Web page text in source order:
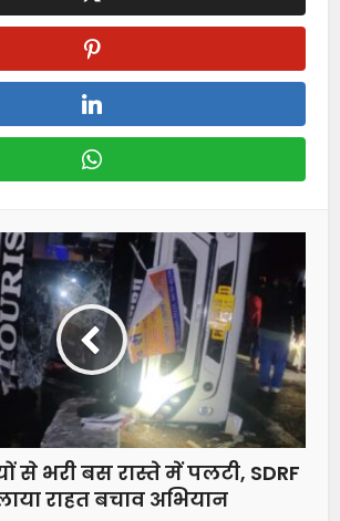
से भरी बस रास्ते में पलटी, SDRF
राहत बचाव अभियान